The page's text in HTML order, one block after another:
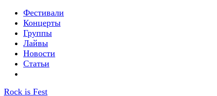
Фестивали
Концерты
Группы
Лайвы
Новости
Статьи
Rock is Fest